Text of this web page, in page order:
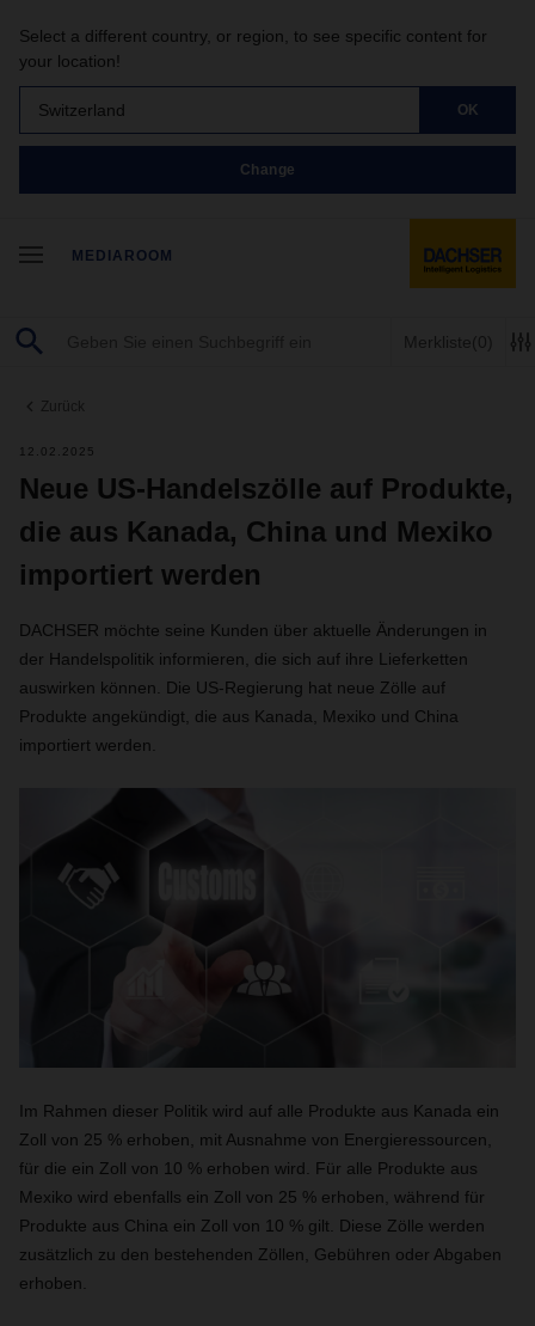
Select a different country, or region, to see specific content for
your location!
Switzerland OK
Change
MEDIAROOM
Merkliste(0)
Zurück
12.02.2025
Neue US-Handelszölle auf Produkte,
die aus Kanada, China und Mexiko
importiert werden
DACHSER möchte seine Kunden über aktuelle Änderungen in
der Handelspolitik informieren, die sich auf ihre Lieferketten
auswirken können. Die US-Regierung hat neue Zölle auf
Produkte angekündigt, die aus Kanada, Mexiko und China
importiert werden.
Im Rahmen dieser Politik wird auf alle Produkte aus Kanada ein
Zoll von 25 % erhoben, mit Ausnahme von Energieressourcen,
für die ein Zoll von 10 % erhoben wird. Für alle Produkte aus
Mexiko wird ebenfalls ein Zoll von 25 % erhoben, während für
Produkte aus China ein Zoll von 10 % gilt. Diese Zölle werden
zusätzlich zu den bestehenden Zöllen, Gebühren oder Abgaben
erhoben.